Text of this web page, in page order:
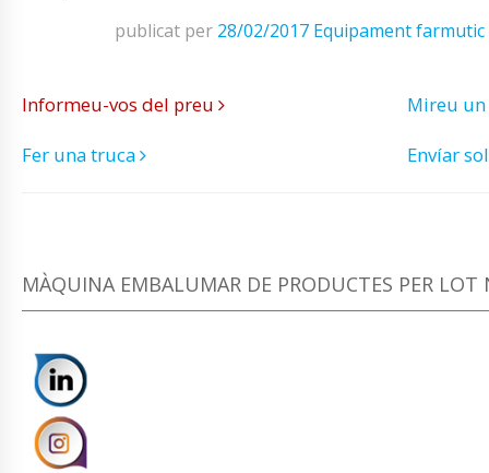
publicat per 28/02/2017 Equipament farmutic
Informeu-vos del preu
Mireu
Fer una truca
Envíar
MÀQUINA EMBALUMAR DE PRODUCTES PER LOT